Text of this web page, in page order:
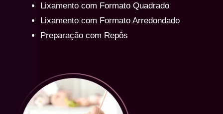
Lixamento com Formato Quadrado
Lixamento com Formato Arredondado
Preparação com Repôs